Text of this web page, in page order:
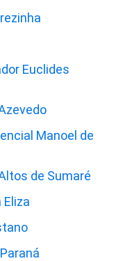
Euclides
Manoel de
de Sumaré